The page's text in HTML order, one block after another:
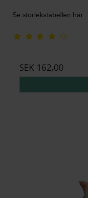
Se storlekstabellen här
SEK 162,00